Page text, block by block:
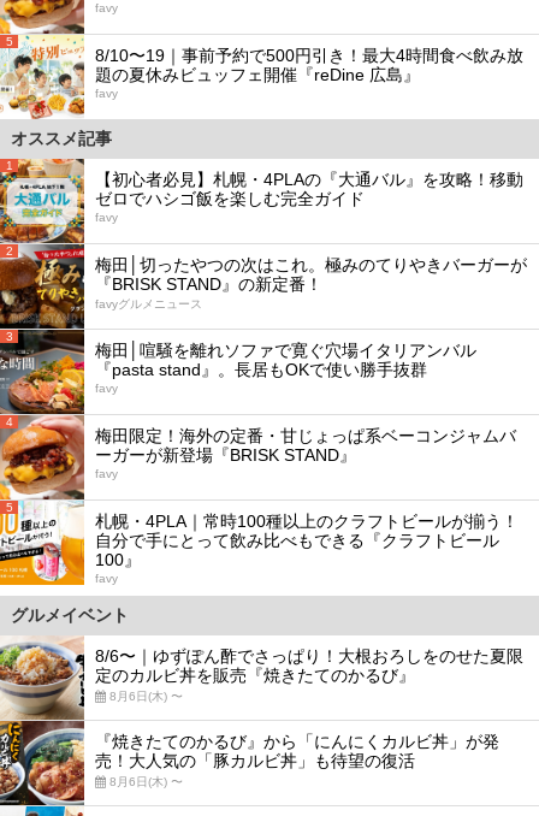
favy
5
8/10〜19｜事前予約で500円引き！最大4時間食べ飲み放
題の夏休みビュッフェ開催『reDine 広島』
favy
オススメ記事
1
【初心者必見】札幌・4PLAの『大通バル』を攻略！移動
ゼロでハシゴ飯を楽しむ完全ガイド
favy
2
梅田│切ったやつの次はこれ。極みのてりやきバーガーが
『BRISK STAND』の新定番！
favyグルメニュース
3
梅田│喧騒を離れソファで寛ぐ穴場イタリアンバル
『pasta stand』。長居もOKで使い勝手抜群
favy
4
梅田限定！海外の定番・甘じょっぱ系ベーコンジャムバ
ーガーが新登場『BRISK STAND』
favy
5
札幌・4PLA｜常時100種以上のクラフトビールが揃う！
自分で手にとって飲み比べもできる『クラフトビール
100』
favy
グルメイベント
8/6〜｜ゆずぽん酢でさっぱり！大根おろしをのせた夏限
定のカルビ丼を販売『焼きたてのかるび』
8月6日(木) 〜
『焼きたてのかるび』から「にんにくカルビ丼」が発
売！大人気の「豚カルビ丼」も待望の復活
8月6日(木) 〜